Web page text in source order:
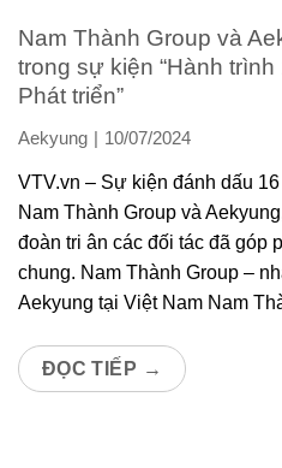
Nam Thành Group và
trong sự kiện “Hành
Phát triển”
Aekyung 10/07/2024
VTV.vn – Sự kiện đánh dấu
Nam Thành Group và
đoàn tri ân các đối tác đã góp
chung. Nam Thành Group –
Aekyung tại Việt Nam Nam
ĐỌC TIẾP →